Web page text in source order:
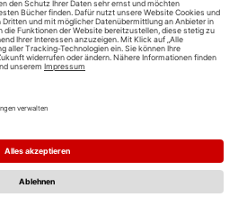
Cookie-Einstellungen
Links sind Affiliate-Links.
Link klicken und auf der Zielseite etwas
betreffenden Anbieter oder Online-Shop
versandkostenfrei ab 9,00 €
Erscheinungstermin möglich.